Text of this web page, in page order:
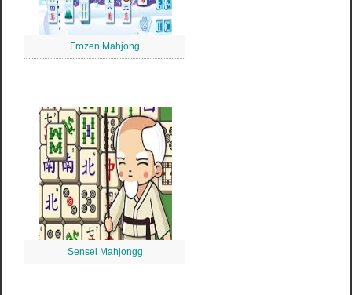
Frozen Mahjong
Sensei Mahjongg